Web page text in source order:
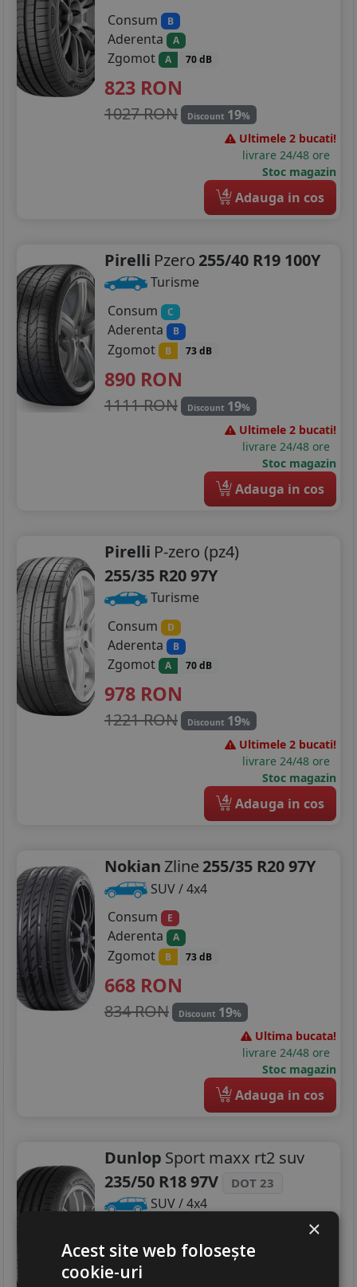
Consum
B
Aderenta A
Zgomot A 70 dB
823 RON
1027 RON Discount 19%
Ultimele 2 bucati!
livrare 24/48 ore
Stoc magazin
4 Adauga in cos
Pirelli Pzero 255/40 R19 100Y
Turisme
Consum
C
Aderenta B
Zgomot B 73 dB
890 RON
1111 RON Discount 19%
Ultimele 2 bucati!
livrare 24/48 ore
Stoc magazin
4 Adauga in cos
Pirelli P-zero (pz4)
255/35 R20 97Y
Turisme
Consum
D
Aderenta B
Zgomot A 70 dB
978 RON
1221 RON Discount 19%
Ultimele 2 bucati!
livrare 24/48 ore
Stoc magazin
4 Adauga in cos
NokianZline255/35 R20 97Y
SUV / 4x4
Consum
E
Aderenta A
Zgomot B 73 dB
668 RON
834 RON Discount 19%
Ultima bucata!
livrare 24/48 ore
Stoc magazin
4 Adauga in cos
Dunlop Sport maxx rt2 suv
235/50 R18 97V
DOT 23
SUV / 4x4
Aderenta C
Zgomot
×
Acest site web folosește
cookie-uri